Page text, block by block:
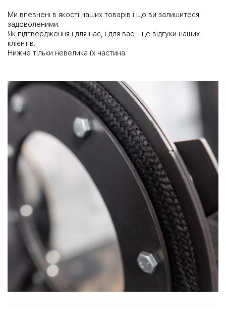
Ми впевнені в якості наших товарів і що ви залишитеся
задоволеними.
Як підтвердження і для нас, і для вас – це відгуки наших
клієнтів.
Нижче тільки невелика їх частина.